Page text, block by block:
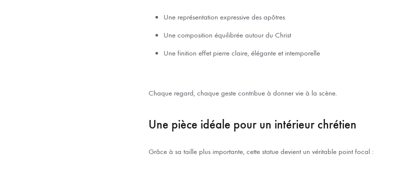
Une représentation expressive des apôtres
Une composition équilibrée autour du Christ
Une finition effet pierre claire, élégante et intemporelle
Chaque regard, chaque geste contribue à donner vie à la scène.
Une pièce idéale pour un intérieur chrétien
Grâce à sa taille plus importante, cette statue devient un véritable point focal :